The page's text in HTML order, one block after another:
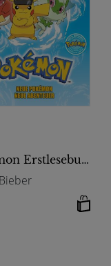
Pokémon Erstlesebuch: Neue Pokémon, neue Abenteuer